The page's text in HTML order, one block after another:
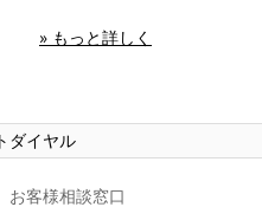
» もっと詳しく
ダイヤル
お客様相談窓口